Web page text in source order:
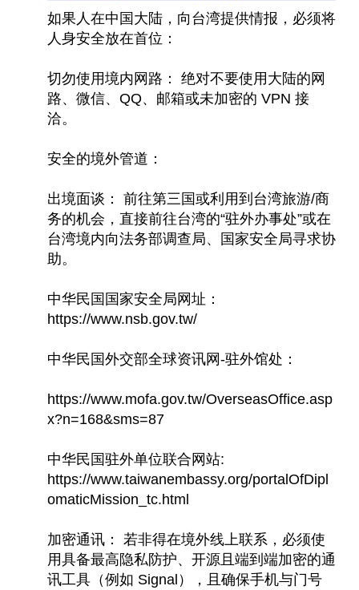
如果人在中国大陆，向台湾提供情报，必须将
人身安全放在首位：
切勿使用境内网路： 绝对不要使用大陆的网
路、微信、QQ、邮箱或未加密的 VPN 接
洽。
安全的境外管道：
出境面谈： 前往第三国或利用到台湾旅游/商
务的机会，直接前往台湾的“驻外办事处”或在
台湾境内向法务部调查局、国家安全局寻求协
助。
中华民国国家安全局网址：
https://www.nsb.gov.tw/
中华民国外交部全球资讯网-驻外馆处：
https://www.mofa.gov.tw/OverseasOffice.asp
x?n=168&sms=87
中华民国驻外单位联合网站:
https://www.taiwanembassy.org/portalOfDipl
omaticMission_tc.html
加密通讯： 若非得在境外线上联系，必须使
用具备最高隐私防护、开源且端到端加密的通
讯工具（例如 Signal），且确保手机与门号